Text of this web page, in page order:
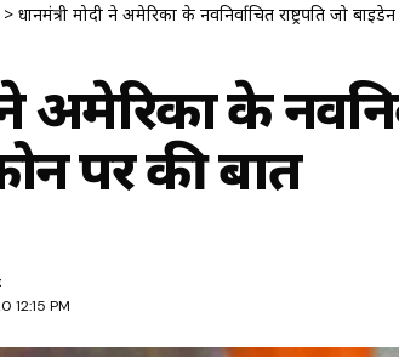
> प्रधानमंत्री मोदी ने अमेरिका के नवनिर्वाचित राष्ट्रपति जो
ने अमेरिका के
पर की बात
12:15 PM